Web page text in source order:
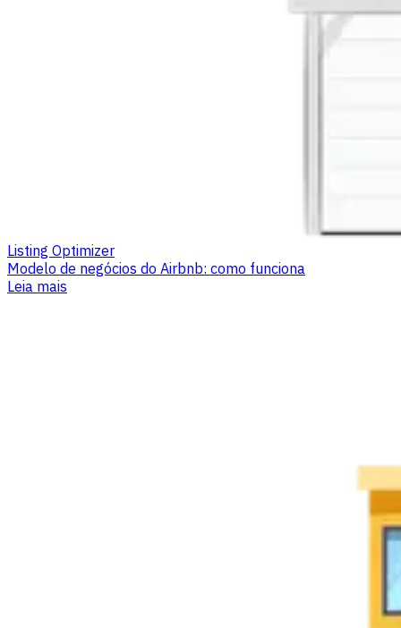
Listing Optimizer
Modelo de negócios do Airbnb: como funciona
Leia mais